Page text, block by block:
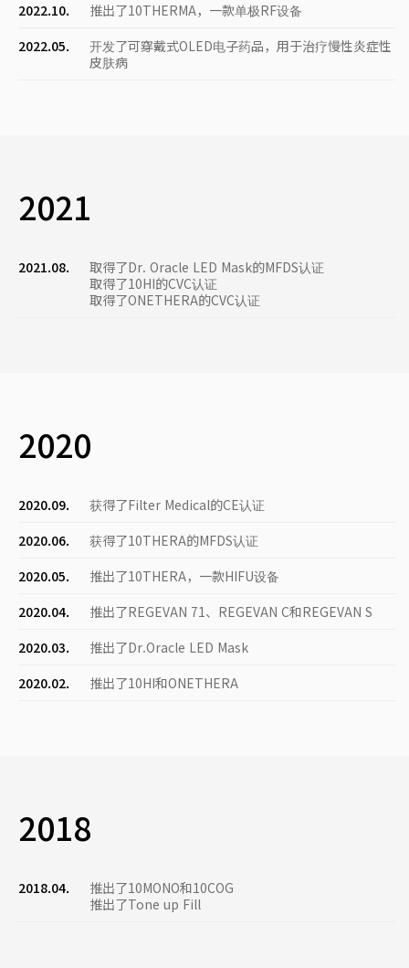
2022.10.
推出了10THERMA，一款单极RF设备
2022.05.
开发了可穿戴式OLED电子药品，用于治疗慢性炎症性
皮肤病
2021
2021.08.
取得了Dr. Oracle LED Mask的MFDS认证
取得了10HI的CVC认证
取得了ONETHERA的CVC认证
2020
2020.09.
获得了Filter Medical的CE认证
2020.06.
获得了10THERA的MFDS认证
2020.05.
推出了10THERA，一款HIFU设备
2020.04.
推出了REGEVAN 71、REGEVAN C和REGEVAN S
2020.03.
推出了Dr.Oracle LED Mask
2020.02.
推出了10HI和ONETHERA
2018
2018.04.
推出了10MONO和10COG
推出了Tone up Fill